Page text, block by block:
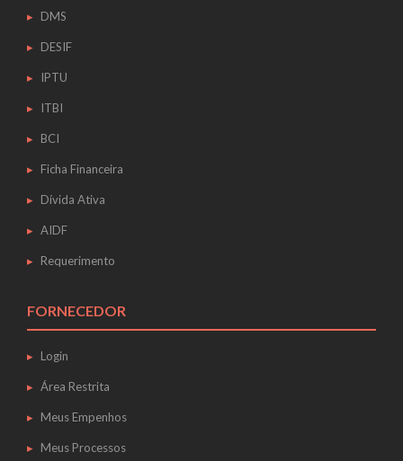
DMS
DESIF
IPTU
ITBI
BCI
Ficha Financeira
Dívida Ativa
AIDF
Requerimento
FORNECEDOR
Login
Área Restrita
Meus Empenhos
Meus Processos